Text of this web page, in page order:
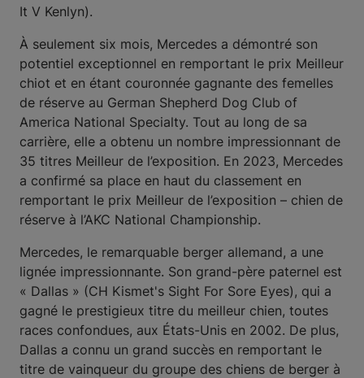
It V Kenlyn).
À seulement six mois, Mercedes a démontré son
potentiel exceptionnel en remportant le prix Meilleur
chiot et en étant couronnée gagnante des femelles
de réserve au German Shepherd Dog Club of
America National Specialty. Tout au long de sa
carrière, elle a obtenu un nombre impressionnant de
35 titres Meilleur de l’exposition. En 2023, Mercedes
a confirmé sa place en haut du classement en
remportant le prix Meilleur de l’exposition – chien de
réserve à l’AKC National Championship.
Mercedes, le remarquable berger allemand, a une
lignée impressionnante. Son grand-père paternel est
« Dallas » (CH Kismet's Sight For Sore Eyes), qui a
gagné le prestigieux titre du meilleur chien, toutes
races confondues, aux États-Unis en 2002. De plus,
Dallas a connu un grand succès en remportant le
titre de vainqueur du groupe des chiens de berger à